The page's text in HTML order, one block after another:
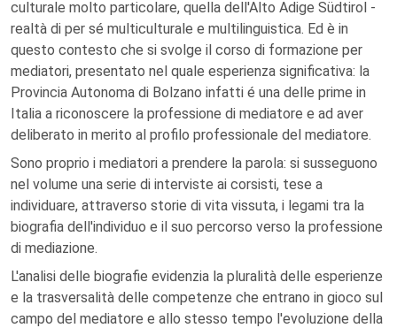
culturale molto particolare, quella dell'Alto Adige Südtirol -
realtà di per sé multiculturale e multilinguistica. Ed è in
questo contesto che si svolge il corso di formazione per
mediatori, presentato nel quale esperienza significativa: la
Provincia Autonoma di Bolzano infatti é una delle prime in
Italia a riconoscere la professione di mediatore e ad aver
deliberato in merito al profilo professionale del mediatore.
Sono proprio i mediatori a prendere la parola: si susseguono
nel volume una serie di interviste ai corsisti, tese a
individuare, attraverso storie di vita vissuta, i legami tra la
biografia dell'individuo e il suo percorso verso la professione
di mediazione.
L'analisi delle biografie evidenzia la pluralità delle esperienze
e la trasversalità delle competenze che entrano in gioco sul
campo del mediatore e allo stesso tempo l'evoluzione della